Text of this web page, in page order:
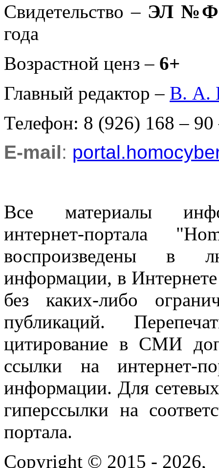
Свидетельство – ЭЛ
года
Возрастной ценз – 6+
Главный редактор – В. А.
Телефон: 8 (926) 168 – 90
E-mail:
Все материалы
интернет-портала
воспроизведены в
информации, в
без каких-либо
публикаций.
цитирование в СМИ
ссылки на интернет-
информации. Для
гиперссылки на
портала.
Copyright © 2015 - 2026,